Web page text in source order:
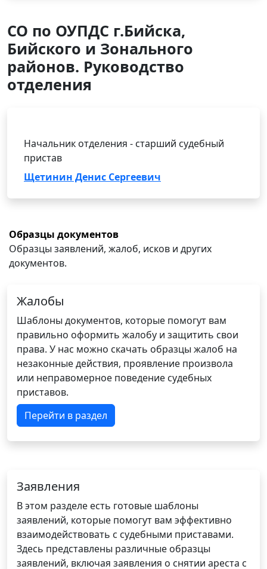
СО по ОУПДС г.Бийска,
Бийского и Зонального
районов. Руководство
отделения
Начальник отделения - старший судебный
пристав
Щетинин Денис Сергеевич
Образцы документов
Образцы заявлений, жалоб, исков и других
документов.
Жалобы
Шаблоны документов, которые помогут вам
правильно оформить жалобу и защитить свои
права. У нас можно скачать образцы жалоб на
незаконные действия, проявление произвола
или неправомерное поведение судебных
приставов.
Перейти в раздел
Заявления
В этом разделе есть готовые шаблоны
заявлений, которые помогут вам эффективно
взаимодействовать с судебными приставами.
Здесь представлены различные образцы
заявлений, включая заявления о снятии ареста с